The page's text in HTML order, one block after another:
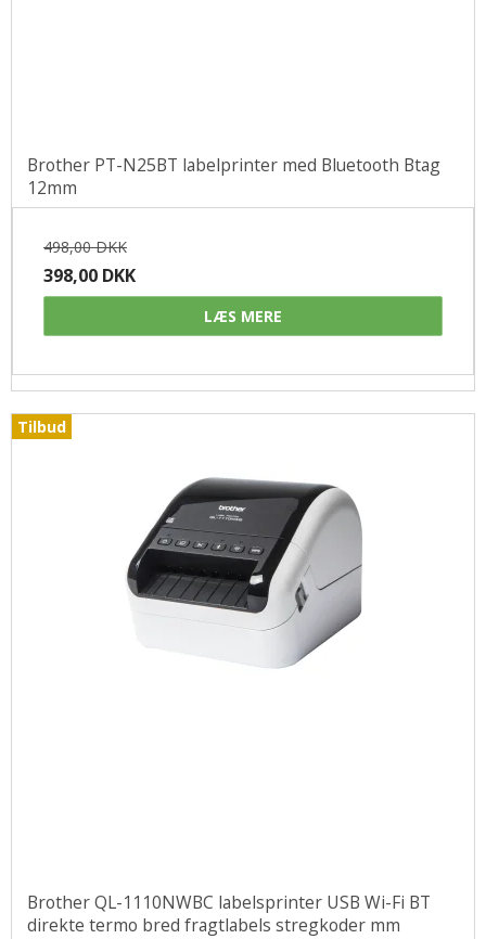
Brother PT-N25BT labelprinter med Bluetooth Btag
12mm
498,00 DKK
398,00 DKK
LÆS MERE
Tilbud
Brother QL-1110NWBC labelsprinter USB Wi-Fi BT
direkte termo bred fragtlabels stregkoder mm